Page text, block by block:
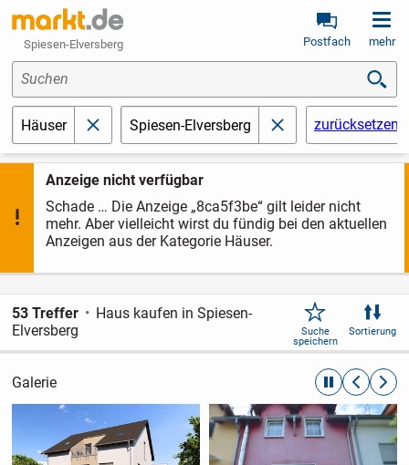
Spiesen-Elversberg Postfach mehr
Anzeige nicht verfügbar
Schade … Die Anzeige „8ca5f3be“ gilt leider nicht
mehr. Aber vielleicht wirst du fündig bei den aktuellen
Anzeigen aus der Kategorie Häuser.
Suchen
Häuser schließenSpiesen-Elversberg schließenzurücksetzen
53 Treffer
Haus kaufen in Spiesen-
Elversberg
Suche
speichern
Sortierung
Galerie automatische